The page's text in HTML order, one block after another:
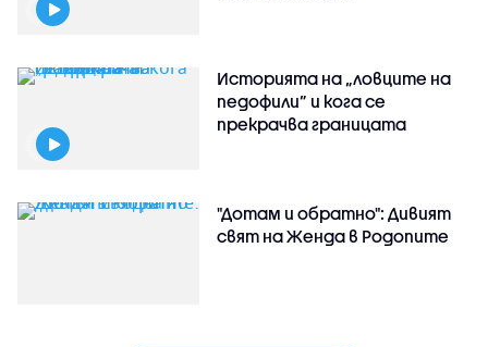
Историята на „ловците на
педофили” и кога се
прекрачва границата
"Дотам и обратно": Дивият
свят на Женда в Родопите